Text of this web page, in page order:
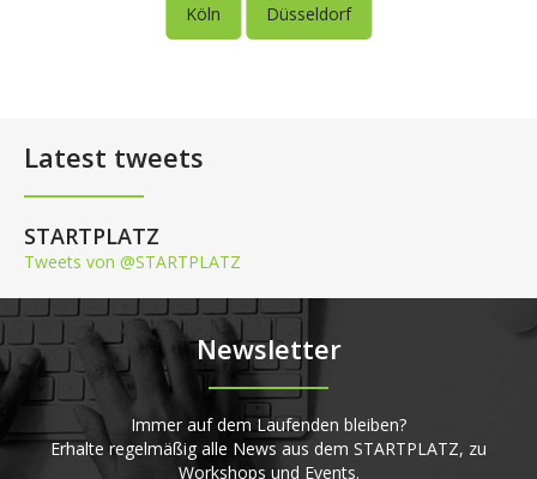
Köln Düsseldorf
Latest tweets
STARTPLATZ
Tweets von @STARTPLATZ
Newsletter
Immer auf dem Laufenden bleiben?
Erhalte regelmäßig alle News aus dem STARTPLATZ, zu
Workshops und Events.